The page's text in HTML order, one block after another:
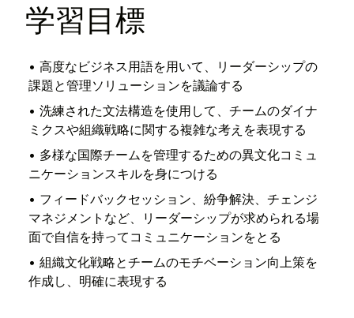
学習目標
• 高度なビジネス用語を用いて、リーダーシップの
課題と管理ソリューションを議論する
• 洗練された文法構造を使用して、チームのダイナ
ミクスや組織戦略に関する複雑な考えを表現する
• 多様な国際チームを管理するための異文化コミュ
ニケーションスキルを身につける
• フィードバックセッション、紛争解決、チェンジ
マネジメントなど、リーダーシップが求められる場
面で自信を持ってコミュニケーションをとる
• 組織文化戦略とチームのモチベーション向上策を
作成し、明確に表現する